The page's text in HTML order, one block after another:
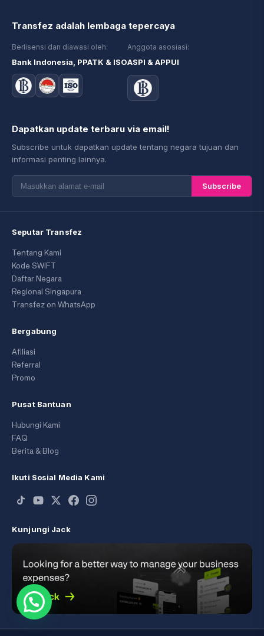
Transfez adalah lembaga tepercaya
Berlisensi dan diawasi oleh:
Bank Indonesia, PPATK & ISO
Anggota asosiasi:
ASPI & APPUI
Dapatkan update terbaru via email!
Subscribe untuk dapatkan update tentang negara tujuan dan
informasi penting lainnya.
Subscribe
Seputar Transfez
Tentang Kami
Kode SWIFT
Daftar Negara
Regional Singapura
Transfez on WhatsApp
Bergabung
Afiliasi
Referral
Promo
Pusat Bantuan
Hubungi Kami
FAQ
Berita & Blog
Ikuti Sosial Media Kami
Kunjungi Jack